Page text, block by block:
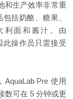
和生产效率非常重
括奶酪、糖果、
利面和酱汁。由
此操作员只需接受
AquaLab Pre 使用
数可在 5 分钟或更